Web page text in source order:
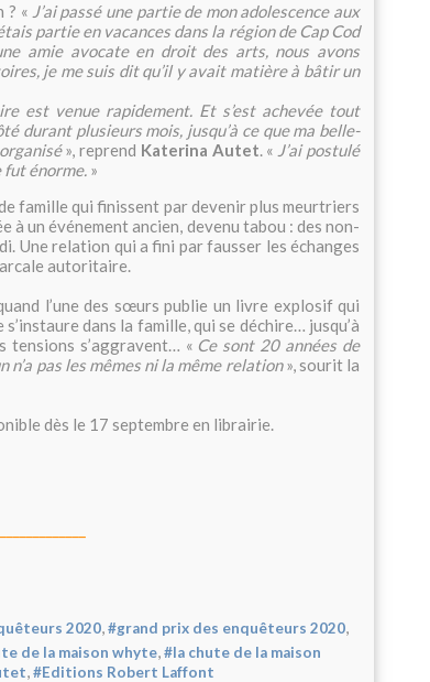
? « J’ai passé une partie de mon adolescence aux
partie en vacances dans la région de Cap Cod
amie avocate en droit des arts, nous avons
je me suis dit qu’il y avait matière à bâtir un
est venue rapidement. Et s’est achevée tout
durant plusieurs mois, jusqu’à ce que ma belle-
», reprend Katerina Autet. « J’ai postulé
énorme. »
famille qui finissent par devenir plus meurtriers
à un événement ancien, devenu tabou : des non-
Une relation qui a fini par fausser les échanges
autoritaire.
l’une des sœurs publie un livre explosif qui
dans la famille, qui se déchire… jusqu’à
tensions s’aggravent… « Ce sont 20 années de
n’a pas les mêmes ni la même relation», sourit la
dès le 17 septembre en librairie.
2020,#grand prix des enquêteurs 2020,
de la maison whyte,#la chute de la maison
,#Editions Robert Laffont